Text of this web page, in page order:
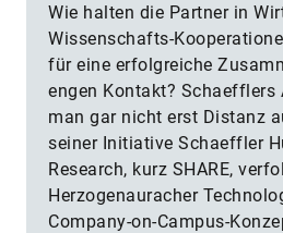
Wie halten die Partner in
Wissenschafts-
für eine erfolgreiche
engen Kontakt? Schaefflers
man gar nicht erst Distanz
seiner Initiative Schaeffler
Research, kurz SHARE,
Herzogenauracher
Company-on-Campus-